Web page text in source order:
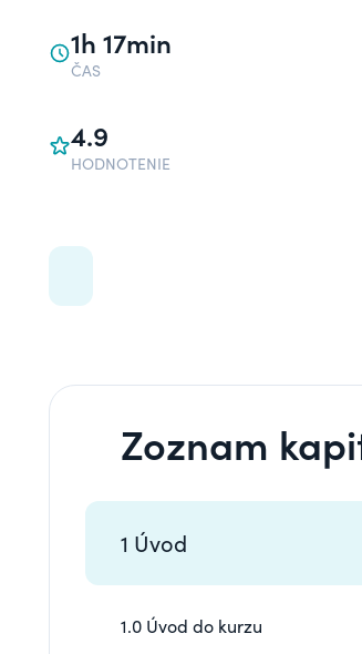
1h 17min
ČAS
4.9
HODNOTENIE
Zoznam
1 Úvod
1.0 Úvod do kurzu